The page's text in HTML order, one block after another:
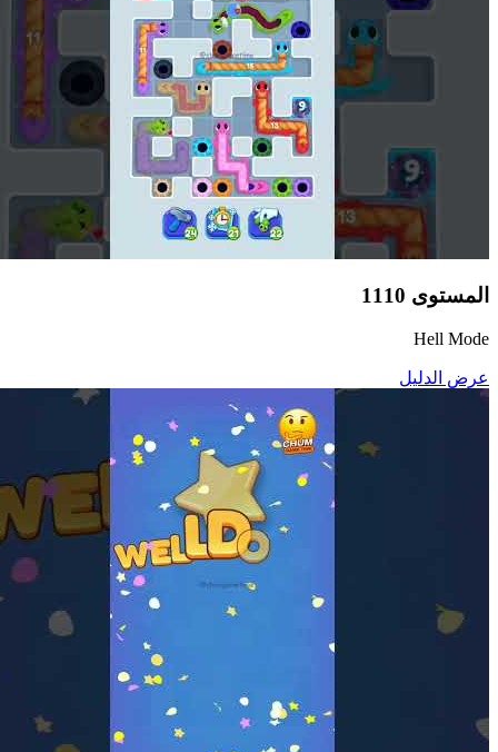
المستوى 1110
Hell Mode
عرض الدليل